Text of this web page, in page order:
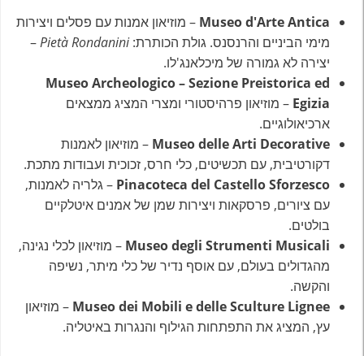
Museo d'Arte Antica – מוזיאון אמנות עם פסלים ויצירות
מימי הביניים והרנסנס. גולת הכותרת:Pietà Rondanini
–
יצירה לא גמורה של מיכלאנג'לו.
Museo Archeologico – Sezione Preistorica ed
Egizia – מוזיאון פרהיסטורי ומצרי המציג ממצאים
ארכיאולוגיים.
Museo delle Arti Decorative – מוזיאון לאמנות
דקורטיבית, עם תכשיטים, כלי חרס, זכוכית ועבודות מתכת.
Pinacoteca del Castello Sforzesco – גלריה לאמנות,
עם ציורים, פרסקאות ויצירות שמן של אמנים איטלקיים
בולטים.
Museo degli Strumenti Musicali – מוזיאון לכלי נגינה,
מהגדולים בעולם, עם אוסף נדיר של כלי מיתר, נשיפה
והקשה.
Museo dei Mobili e delle Sculture Lignee – מוזיאון
עץ, המציג את התפתחות הגילוף והנגרות באיטליה.